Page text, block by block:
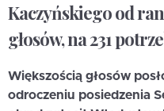
Kaczyńskiego od
głosów, na 231
Większością głosów
odroczeniu posiedzenia